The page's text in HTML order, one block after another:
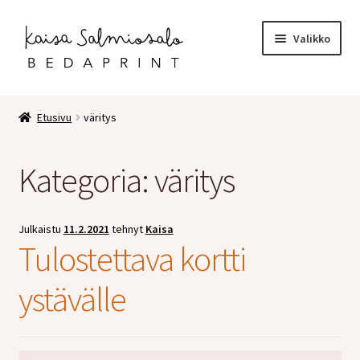
Siirry
navigointiin
Siirry
sisältöön
Valikko
Postikortit
2 osaiset kortit
Pakettikortit
Vihkot
Etusivu väritys
Kategoria:väritys
Julkaistu 11.2.2021 tehnyt Kaisa
Tulostettava kortti
ystävälle